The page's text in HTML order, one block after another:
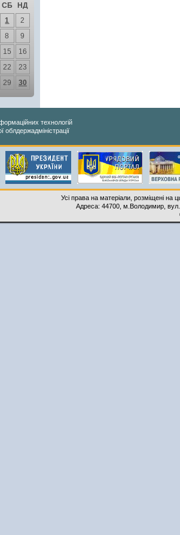
СБ
НД
1
2
8
9
15
16
22
23
29 30
технологій
облдержадміністрації
Усі права на матеріали, розміщені на
Адреса: 44700, м.Володимир,